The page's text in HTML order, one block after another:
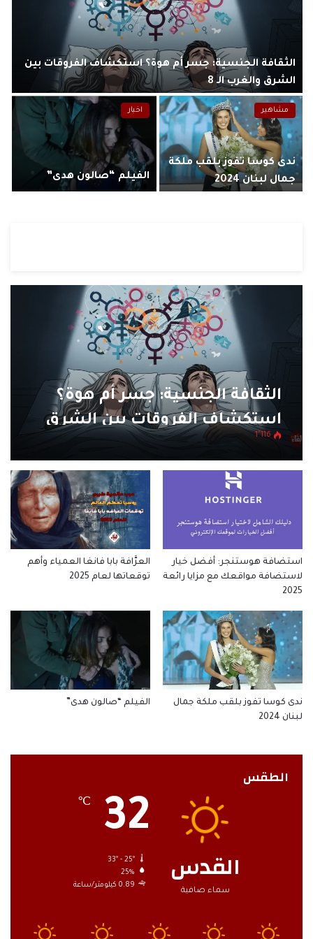
الثقافة الجنسية: جسر أم هوة؟ استكشاف الفروقات بين
الشرق والغرب الـ 8
مشاهير
ندى كوسا تفوز بلقب ملكة
جمال لبنان 2024
اخبار
الفيلم “صالون هدى”
الثقافة الجنسية: جسر أم هوة؟
استكشاف الفروقات بين الشرق
1٬116
استضافة هوستنجر: أفضل خيار
لاستضافة مواقعك مع مزايا رائعة
2025
العرَّافة بابا فانغا العمياء وأهم
توقعاتها لعام 2025
ندى كوسا تفوز بلقب ملكة جمال
لبنان 2024
الفيلم “صالون هدى”
الطقس
القدس
سماء صافية
32
℃
33º - 25º
25%
0.89 كيلومتر/ساعة